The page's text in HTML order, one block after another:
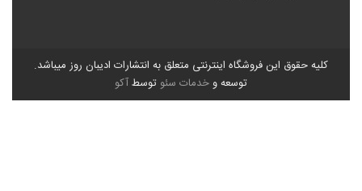
کلیه حقوق این فروشگاه اینترنتی متعلق به انتشارات ادیبان روز میباشد.
توسعه وخدمات سئوتوسطآکو